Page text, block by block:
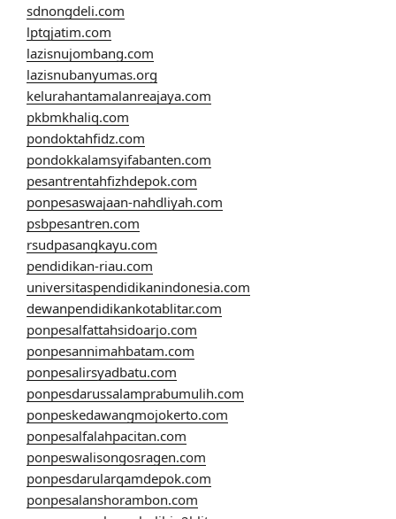
sdnongdeli.com
lptqjatim.com
lazisnujombang.com
lazisnubanyumas.org
kelurahantamalanreajaya.com
pkbmkhaliq.com
pondoktahfidz.com
pondokkalamsyifabanten.com
pesantrentahfizhdepok.com
ponpesaswajaan-nahdliyah.com
psbpesantren.com
rsudpasangkayu.com
pendidikan-riau.com
universitaspendidikanindonesia.com
dewanpendidikankotablitar.com
ponpesalfattahsidoarjo.com
ponpesannimahbatam.com
ponpesalirsyadbatu.com
ponpesdarussalamprabumulih.com
ponpeskedawangmojokerto.com
ponpesalfalahpacitan.com
ponpeswalisongosragen.com
ponpesdarularqamdepok.com
ponpesalanshorambon.com